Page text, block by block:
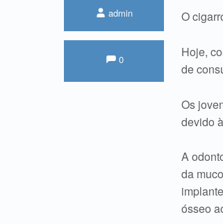
O
Hoje,
de
Os
devido
A
da
ósseo
Written by:
admin
Comments:
Comments:
0